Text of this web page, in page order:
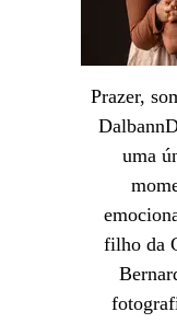
Prazer,
uma
filho da